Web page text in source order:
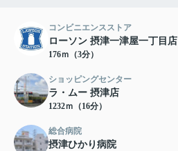
コンビニエンスストア
ローソン 摂津一津屋一丁目店
176ｍ（3分）
ショッピングセンター
ラ・ムー 摂津店
1232ｍ（16分）
総合病院
摂津ひかり病院